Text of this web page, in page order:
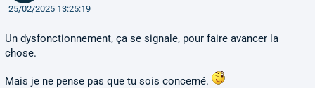
25/02/2025 13:25:19
Un dysfonctionnement, ça se signale, pour faire avancer la
chose.
Mais je ne pense pas que tu sois concerné.